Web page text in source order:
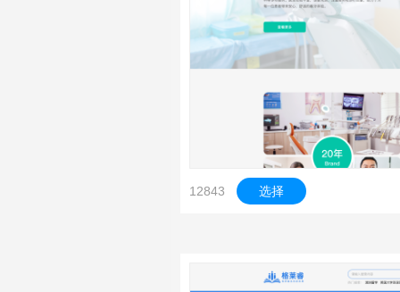
12843 选择